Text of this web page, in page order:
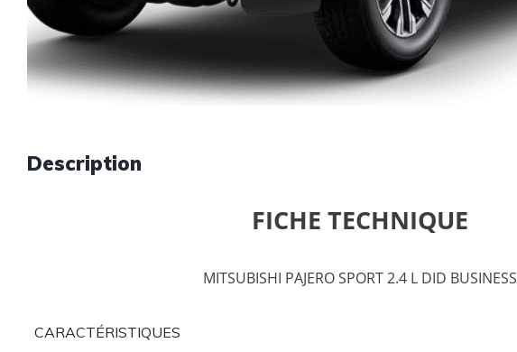
Description
FICHE TECHNIQUE
MITSUBISHI PAJERO SPORT 2.4 L DID BUSINESS
CARACTÉRISTIQUES